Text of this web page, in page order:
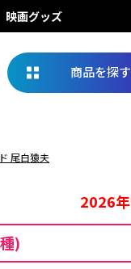
映画グッズ
商品を探す
尾白猿夫
2026
)